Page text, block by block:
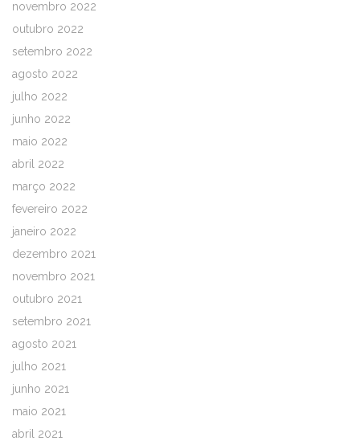
novembro 2022
outubro 2022
setembro 2022
agosto 2022
julho 2022
junho 2022
maio 2022
abril 2022
março 2022
fevereiro 2022
janeiro 2022
dezembro 2021
novembro 2021
outubro 2021
setembro 2021
agosto 2021
julho 2021
junho 2021
maio 2021
abril 2021